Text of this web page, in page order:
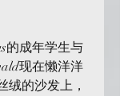
的成年学生与
现在懒洋洋
绒的沙发上，